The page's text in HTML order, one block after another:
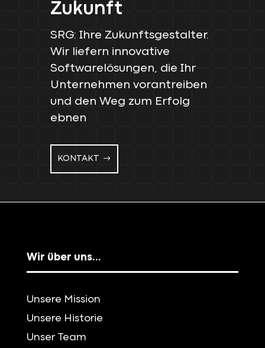
Zukunft
SRG: Ihre Zukunftsgestalter.
Wir liefern innovative
Softwarelösungen, die Ihr
Unternehmen vorantreiben
und den Weg zum Erfolg
ebnen
KONTAKT
Wir über uns…
Unsere Mission
Unsere Historie
Unser Team